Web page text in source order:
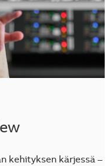
kehityksen kärjessä –